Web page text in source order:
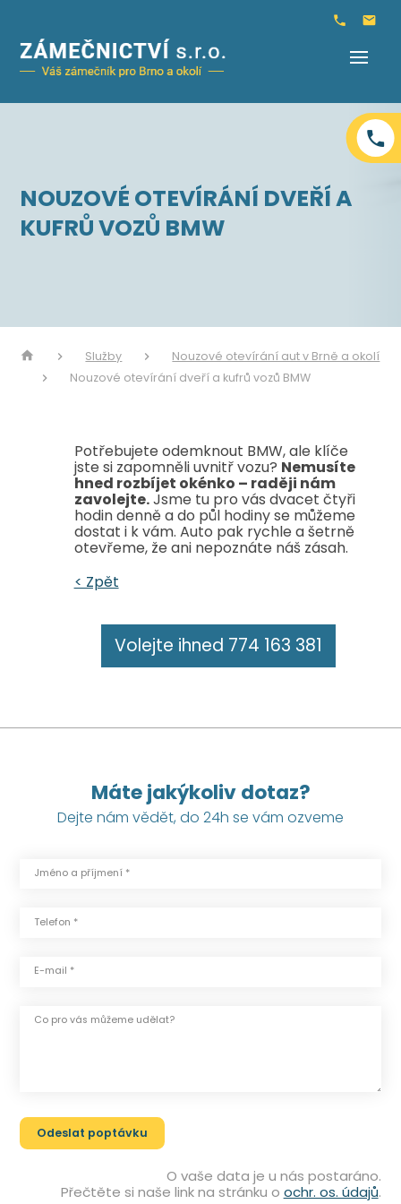
NOUZOVÉ OTEVÍRÁNÍ DVEŘÍ A
KUFRŮ VOZŮ BMW
Služby
Nouzové otevírání aut v Brně a okolí
Nouzové otevírání dveří a kufrů vozů BMW
Potřebujete odemknout BMW, ale klíče
jste si zapomněli uvnitř vozu? Nemusíte
hned rozbíjet okénko – raději nám
zavolejte.Jsme tu pro vás dvacet čtyři
hodin denně a do půl hodiny se můžeme
dostat i k vám. Auto pak rychle a šetrně
otevřeme, že ani nepoznáte náš zásah.
< Zpět
Volejte ihned 774 163 381
Máte jakýkoliv dotaz?
Dejte nám vědět, do 24h se vám ozveme
Jméno a příjmení *
Telefon *
E-mail *
Co pro vás můžeme udělat?
O vaše data je u nás postaráno.
Přečtěte si naše link na stránku o ochr. os. údajů.